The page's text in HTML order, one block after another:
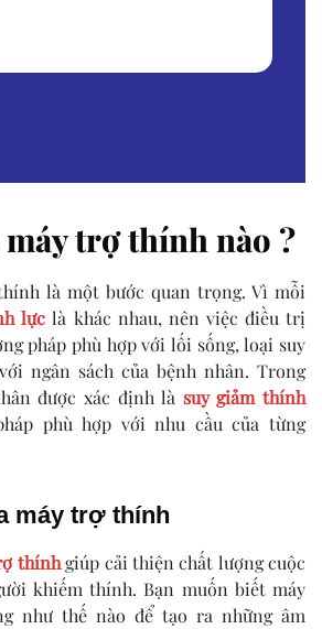
trợ thính nào ?
là một bước quan trọng. Vì mỗi
lực là khác nhau, nên việc điều trị
pháp phù hợp với lối sống, loại suy
ngân sách của bệnh nhân. Trong
được xác định là suy giảm thính
phù hợp với nhu cầu của từng
máy trợ thính
thínhgiúp cải thiện chất lượng cuộc
khiếm thính. Bạn muốn biết máy
như thế nào để tạo ra những âm